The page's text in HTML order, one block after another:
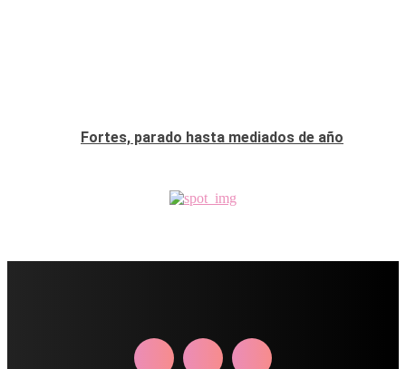
Fortes, parado hasta mediados de año